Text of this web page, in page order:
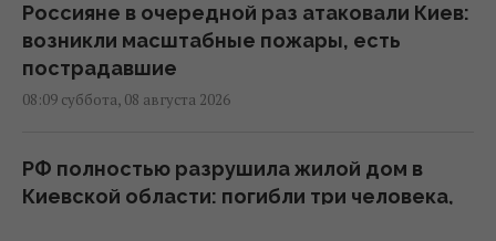
Россияне в очередной раз атаковали Киев:
возникли масштабные пожары, есть
пострадавшие
08:09 суббота, 08 августа 2026
РФ полностью разрушила жилой дом в
Киевской области: погибли три человека,